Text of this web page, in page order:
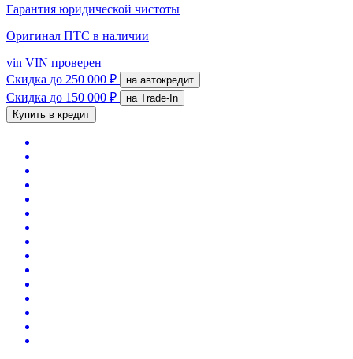
Гарантия юридической чистоты
Оригинал ПТС в наличии
vin VIN проверен
Скидка до 250 000 ₽ на автокредит
Скидка до 150 000 ₽
на Trade-In
Купить в кредит